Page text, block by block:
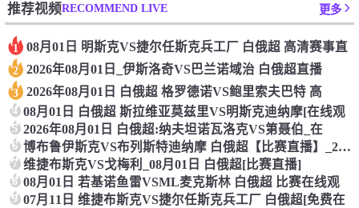
推荐视频RECOMMEND LIVE 更多
1 08月01日 明斯克VS捷尔任斯克兵工厂 白俄超 高清赛事直
2 2026年08月01日_伊斯洛奇VS巴兰诺域治 白俄超直播
3 2026年08月01日 白俄超 格罗德诺VS鲍里索夫巴特 高
4 08月01日 白俄超 斯拉维亚莫兹里VS明斯克迪纳摩[在线观
5 2026年08月01日 白俄超:纳夫坦诺瓦洛克VS第聂伯_在
6 博布鲁伊斯克VS布列斯特迪纳摩 白俄超【比赛直播】_2026
7 维捷布斯克VS戈梅利_08月01日 白俄超[比赛直播]
8 08月01日 若基诺鱼雷VSML麦克斯林 白俄超 比赛在线观
9 07月11日 维捷布斯克VS捷尔任斯克兵工厂 白俄超[免费在